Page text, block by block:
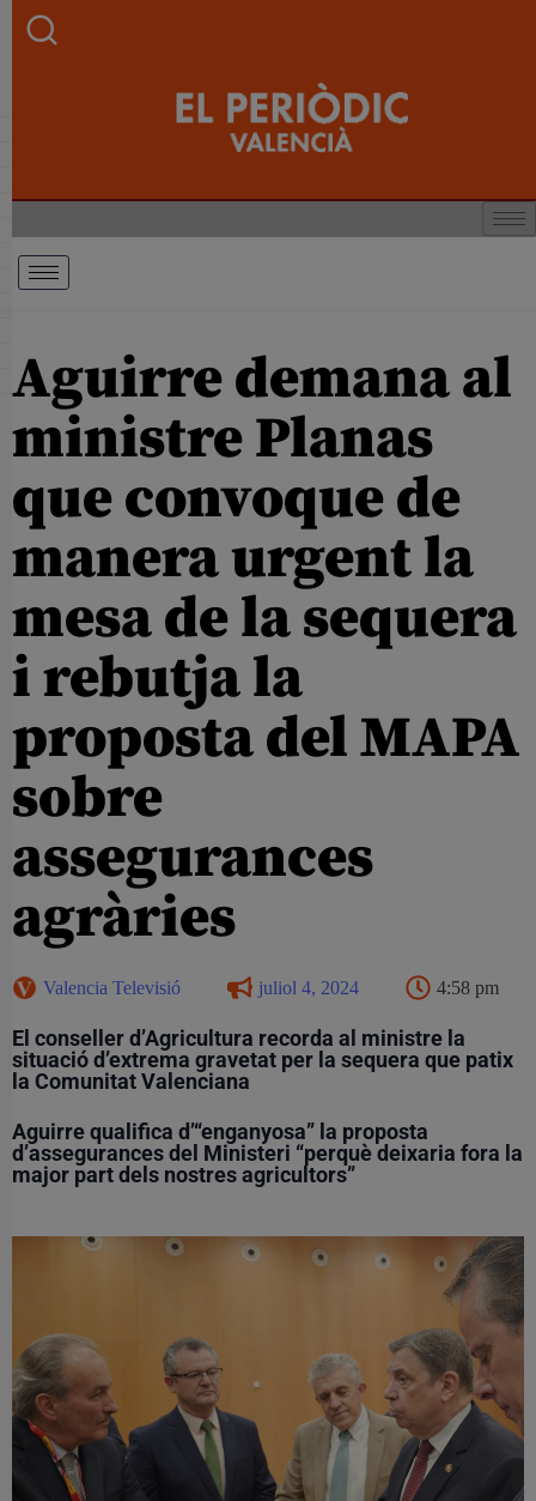
Aguirre demana al
ministre Planas
que convoque de
manera urgent la
mesa de la sequera
i rebutja la
proposta del MAPA
sobre
assegurances
agràries
Valencia Televisió juliol 4, 2024 4:58 pm
El conseller d’Agricultura recorda al ministre la
situació d’extrema gravetat per la sequera que patix
la Comunitat Valenciana
Aguirre qualifica d’“enganyosa” la proposta
d’assegurances del Ministeri “perquè deixaria fora la
major part dels nostres agricultors”